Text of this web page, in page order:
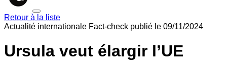
Retour à la liste
Actualité internationale Fact-check publié le 09/11/2024
Ursula veut élargir l’UE